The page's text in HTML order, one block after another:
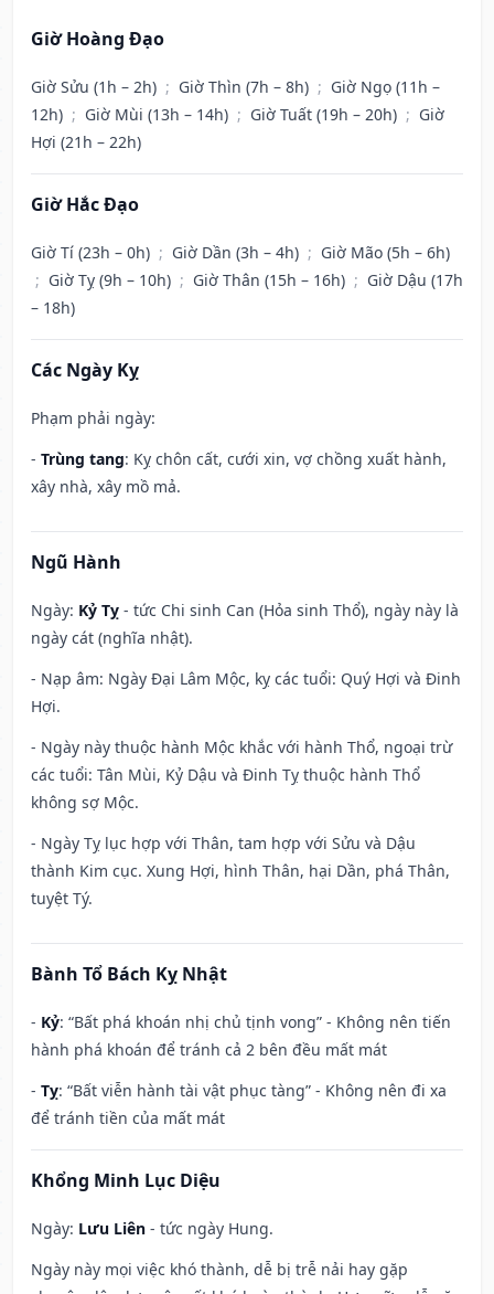
Giờ Hoàng Đạo
Giờ Sửu (1h – 2h) ; Giờ Thìn (7h – 8h) ; Giờ Ngọ (11h –
12h) ; Giờ Mùi (13h – 14h) ; Giờ Tuất (19h – 20h) ; Giờ
Hợi (21h – 22h)
Giờ Hắc Đạo
Giờ Tí (23h – 0h) ; Giờ Dần (3h – 4h) ; Giờ Mão (5h – 6h)
; Giờ Tỵ (9h – 10h) ; Giờ Thân (15h – 16h) ; Giờ Dậu (17h
– 18h)
Các Ngày Kỵ
Phạm phải ngày:
- Trùng tang: Kỵ chôn cất, cưới xin, vợ chồng xuất hành,
xây nhà, xây mồ mả.
Ngũ Hành
Ngày: Kỷ Tỵ - tức Chi sinh Can (Hỏa sinh Thổ), ngày này là
ngày cát (nghĩa nhật).
- Nạp âm: Ngày Đại Lâm Mộc, kỵ các tuổi: Quý Hợi và Đinh
Hợi.
- Ngày này thuộc hành Mộc khắc với hành Thổ, ngoại trừ
các tuổi: Tân Mùi, Kỷ Dậu và Đinh Tỵ thuộc hành Thổ
không sợ Mộc.
- Ngày Tỵ lục hợp với Thân, tam hợp với Sửu và Dậu
thành Kim cục. Xung Hợi, hình Thân, hại Dần, phá Thân,
tuyệt Tý.
Bành Tổ Bách Kỵ Nhật
- Kỷ: “Bất phá khoán nhị chủ tịnh vong” - Không nên tiến
hành phá khoán để tránh cả 2 bên đều mất mát
- Tỵ: “Bất viễn hành tài vật phục tàng” - Không nên đi xa
để tránh tiền của mất mát
Khổng Minh Lục Diệu
Ngày: Lưu Liên - tức ngày Hung.
Ngày này mọi việc khó thành, dễ bị trễ nải hay gặp